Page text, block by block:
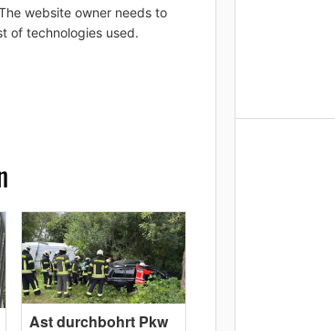
website owner needs to
of technologies used.
Ast durchbohrt Pkw